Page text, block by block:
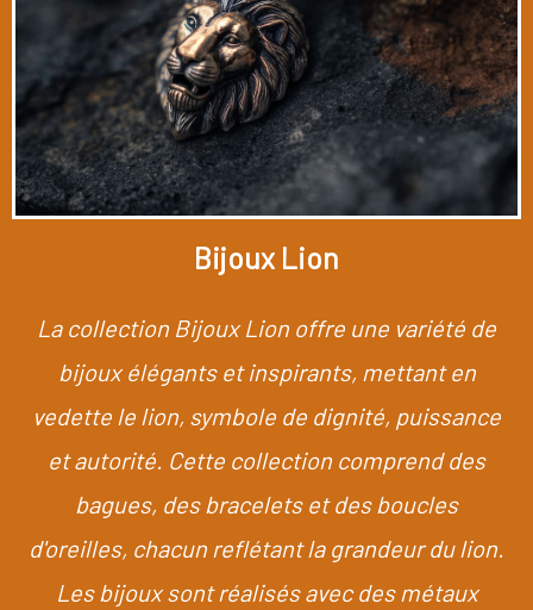
Bijoux Lion
La collection Bijoux Lion offre une variété de
bijoux élégants et inspirants, mettant en
vedette le lion, symbole de dignité, puissance
et autorité. Cette collection comprend des
bagues, des bracelets et des boucles
d'oreilles, chacun reflétant la grandeur du lion.
Les bijoux sont réalisés avec des métaux